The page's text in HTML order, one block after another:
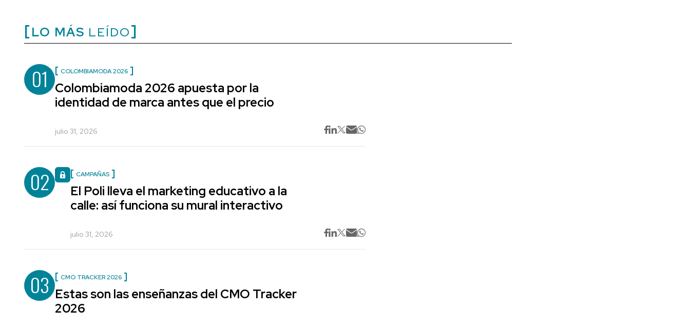
LO MÁS LEÍDO
01 COLOMBIAMODA 2026
Colombiamoda 2026 apuesta por la
identidad de marca antes que el precio
julio 31, 2026
02 CAMPAÑAS
El Poli lleva el marketing educativo a la
calle: así funciona su mural interactivo
julio 31, 2026
03 CMO TRACKER 2026
Estas son las enseñanzas del CMO Tracker
2026